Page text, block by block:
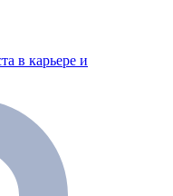
в карьере и